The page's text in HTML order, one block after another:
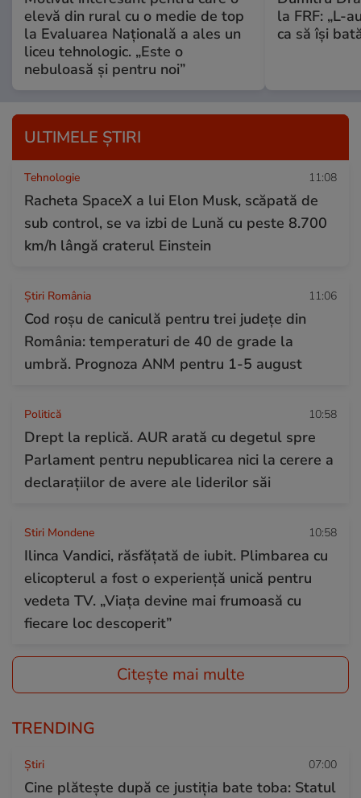
elevă din rural cu o medie de top
la Evaluarea Națională a ales un
liceu tehnologic. „Este o
nebuloasă și pentru noi”
la FRF: „L-
ca să își
ULTIMELE ȘTIRI
Tehnologie 11:08
Racheta SpaceX a lui Elon Musk, scăpată de
sub control, se va izbi de Lună cu peste 8.700
km/h lângă craterul Einstein
Știri România 11:06
Cod roșu de caniculă pentru trei județe din
România: temperaturi de 40 de grade la
umbră. Prognoza ANM pentru 1-5 august
Politică 10:58
Drept la replică. AUR arată cu degetul spre
Parlament pentru nepublicarea nici la cerere a
declarațiilor de avere ale liderilor săi
Stiri Mondene 10:58
Ilinca Vandici, răsfățată de iubit. Plimbarea cu
elicopterul a fost o experiență unică pentru
vedeta TV. „Viața devine mai frumoasă cu
fiecare loc descoperit”
Citește mai multe
TRENDING
Ştiri 07:00
Cine plătește după ce justiția bate toba: Statul